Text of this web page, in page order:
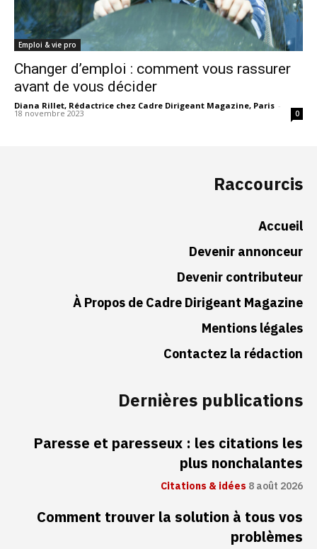
Emploi & vie pro
Changer d’emploi : comment vous rassurer
avant de vous décider
Diana Rillet, Rédactrice chez Cadre Dirigeant Magazine, Paris -
18 novembre 2023 0
Raccourcis
Accueil
Devenir annonceur
Devenir contributeur
À Propos de Cadre Dirigeant Magazine
Mentions légales
Contactez la rédaction
Dernières publications
Paresse et paresseux : les citations les
plus nonchalantes
Citations & idées8 août 2026
Comment trouver la solution à tous vos
problèmes